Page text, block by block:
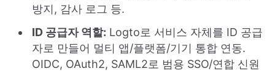
방지, 감사 로그 등.
ID 공급자 역할: Logto로 서비스 자체를 ID 공급
자로 만들어 멀티 앱/플랫폼/기기 통합 연동.
OIDC, OAuth2, SAML2로 범용 SSO/연합 신원